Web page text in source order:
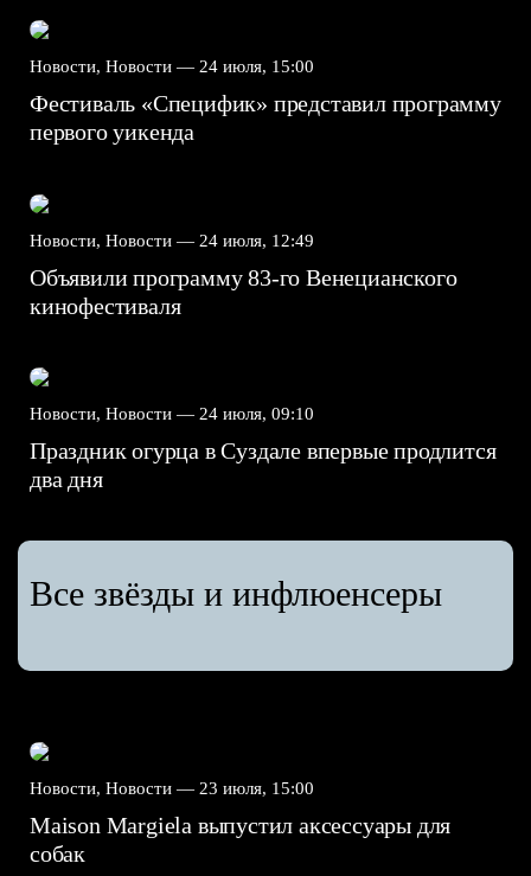
Новости, Новости — 24 июля, 15:00
Фестиваль «Специфик» представил программу
первого уикенда
Новости, Новости — 24 июля, 12:49
Объявили программу 83-го Венецианского
кинофестиваля
Новости, Новости — 24 июля, 09:10
Праздник огурца в Суздале впервые продлится
два дня
Все звёзды и инфлюенсеры
Новости, Новости — 23 июля, 15:00
Maison Margiela выпустил аксессуары для
собак